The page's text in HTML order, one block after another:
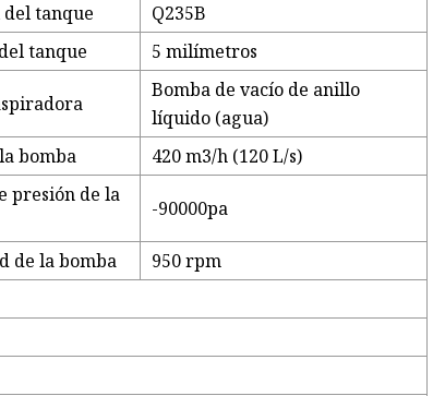
tanque
Q235B
tanque
5 milímetros
Bomba de vacío de anillo
líquido (agua)
bomba 420 m3/h (120 L/s)
presión de la
-90000pa
de la bomba
950 rpm